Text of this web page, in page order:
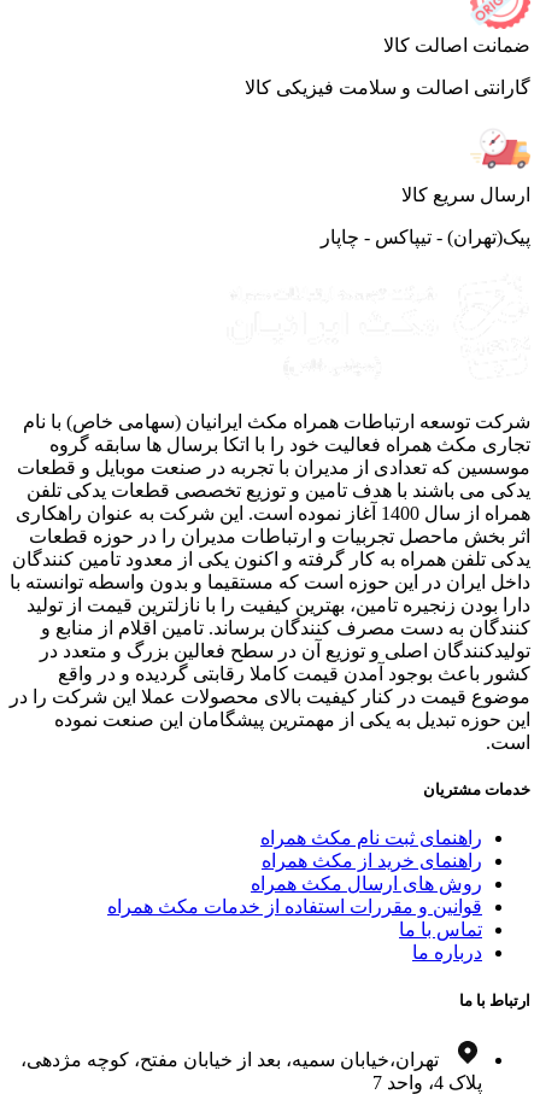
اصالت کالا
اصالت و سلامت فیزیکی کالا
سریع کالا
- تیپاکس - چاپار
توسعه ارتباطات همراه مکث ایرانیان (سهامی خاص) با نام
مکث همراه فعالیت خود را با اتکا برسال ها سابقه گروه
که تعدادی از مدیران با تجربه در صنعت موبایل و قطعات
می باشند با هدف تامین و توزیع تخصصی قطعات یدکی تلفن
همراه از سال 1400 آغاز نموده است. این شرکت به عنوان راهکاری
بخش ماحصل تجربیات و ارتباطات مدیران را در حوزه قطعات
تلفن همراه به کار گرفته و اکنون یکی از معدود تامین کنندگان
ایران در این حوزه است که مستقیما و بدون واسطه توانسته با
بودن زنجیره تامین، بهترین کیفیت را با نازلترین قیمت از تولید
به دست مصرف کنندگان برساند. تامین اقلام از منابع و
اصلی و توزیع آن در سطح فعالین بزرگ و متعدد در
باعث بوجود آمدن قیمت کاملا رقابتی گردیده و در واقع
قیمت در کنار کیفیت بالای محصولات عملا این شرکت را در
حوزه تبدیل به یکی از مهمترین پیشگامان این صنعت نموده
مشتریان
راهنمای ثبت نام مکث همراه
راهنمای خرید از مکث همراه
روش های ارسال مکث همراه
قوانین و مقررات استفاده از خدمات مکث همراه
تماس با ما
درباره ما
با ما
تهران،خیابان سمیه، بعد از خیابان مفتح، کوچه مژدهی،
پلاک 4، واحد 7